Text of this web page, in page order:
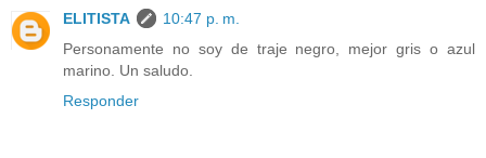
ELITISTA
10:47 p. m.
Personamente no soy de traje negro, mejor gris o azul
marino. Un saludo.
Responder